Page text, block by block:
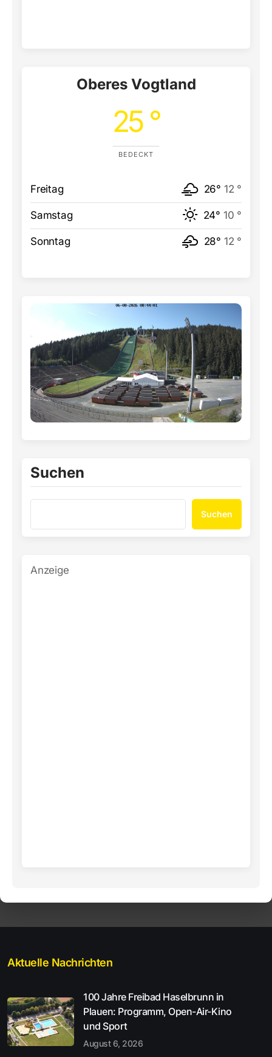
Oberes Vogtland
25 °
BEDECKT
Freitag 26° 12 °
Samstag 24° 10 °
Sonntag 28° 12 °
Suchen
Suchen
Anzeige
Aktuelle Nachrichten
100 Jahre Freibad Haselbrunn in
Plauen: Programm, Open-Air-Kino
und Sport
August 6, 2026